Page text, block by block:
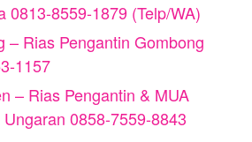
0813-8559-1879 (Telp/WA)
– Rias Pengantin Gombong
1157
– Rias Pengantin & MUA
0858-7559-8843